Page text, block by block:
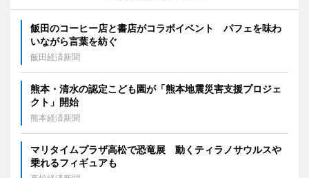
飯田のコーヒー店と書店がコラボイベント パフェを味わ
いながら言葉を紡ぐ
飯田経済新聞
熊本・清水の認定こども園が「熊本地震災害支援プロジェ
クト」開始
熊本経済新聞
マリタイムプラザ高松で恐竜展 動くティラノサウルスや
乗れるフィギュアも